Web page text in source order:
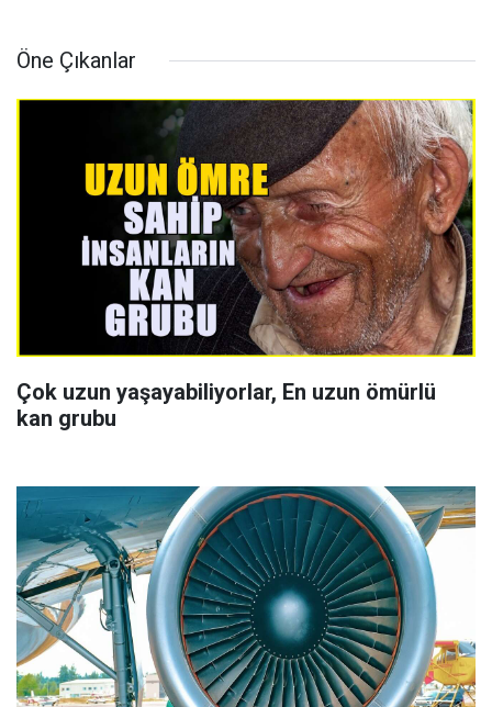
Öne Çıkanlar
Çok uzun yaşayabiliyorlar, En uzun ömürlü
kan grubu